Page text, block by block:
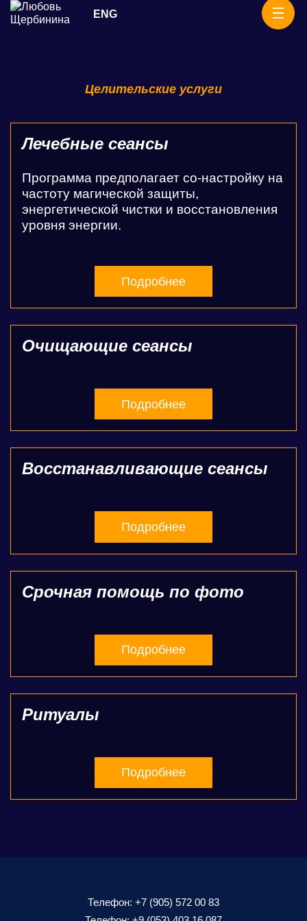
Skip
ENG
Целительские услуги
Лечебные сеансы
Программа предполагает со-настройку на
частоту магической защиты,
энергетической чистки и восстановления
уровня энергии.
Подробнее
Очищающие сеансы
Подробнее
Восстанавливающие сеансы
Подробнее
Срочная помощь по фото
Подробнее
Ритуалы
Подробнее
Телефон: +7 (905) 572 00 83